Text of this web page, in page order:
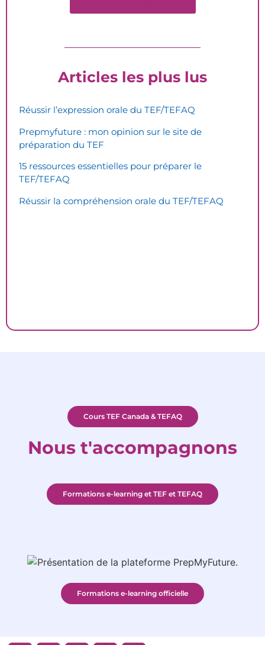
Articles les plus lus
Réussir l’expression orale du TEF/TEFAQ
Prepmyfuture : mon opinion sur le site de
préparation du TEF
15 ressources essentielles pour préparer le
TEF/TEFAQ
Réussir la compréhension orale du TEF/TEFAQ
Cours TEF Canada & TEFAQ
Nous t'accompagnons
Formations e-learning et TEF et TEFAQ
Formations e-learning officielle